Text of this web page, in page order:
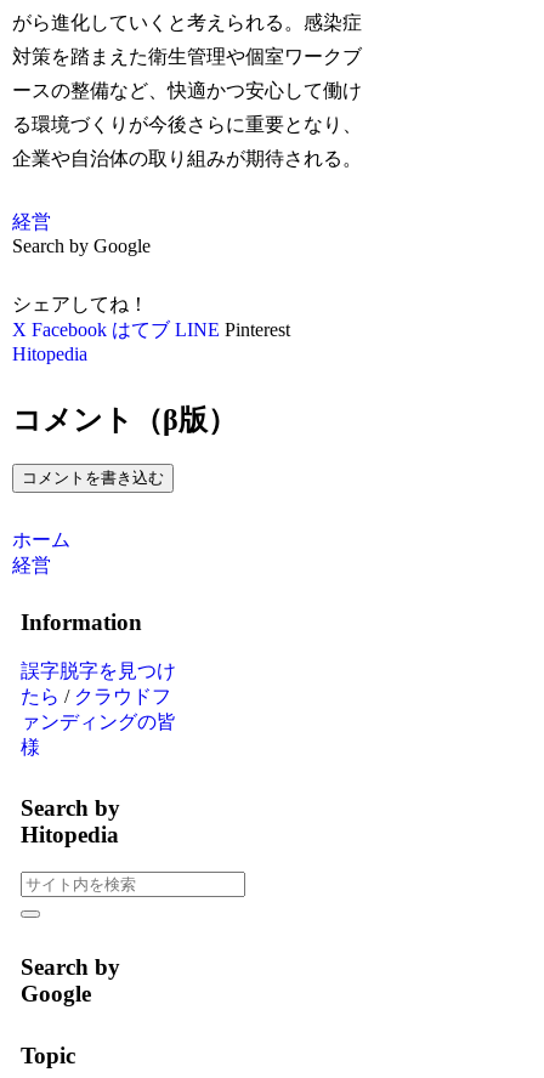
がら進化していくと考えられる。感染症
対策を踏まえた衛生管理や個室ワークブ
ースの整備など、快適かつ安心して働け
る環境づくりが今後さらに重要となり、
企業や自治体の取り組みが期待される。
経営
Search by Google
シェアしてね！
X Facebook はてブ LINE Pinterest
Hitopedia
コメント（β版）
コメントを書き込む
ホーム
経営
Information
誤字脱字を見つけ
たら / クラウドフ
ァンディングの皆
様
Search by
Hitopedia
Search by
Google
Topic